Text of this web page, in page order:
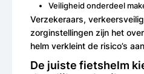
Veiligheid onderdeel
Verzekeraars,
zorginstellingen zijn het
helm verkleint de risico’s
De juiste fietshelm